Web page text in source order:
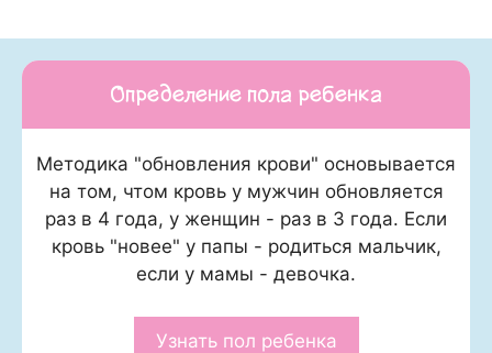
Определение пола ребенка
Методика "обновления крови" основывается
на том, чтом кровь у мужчин обновляется
раз в 4 года, у женщин - раз в 3 года. Если
кровь "новее" у папы - родиться мальчик,
если у мамы - девочка.
Узнать пол ребенка